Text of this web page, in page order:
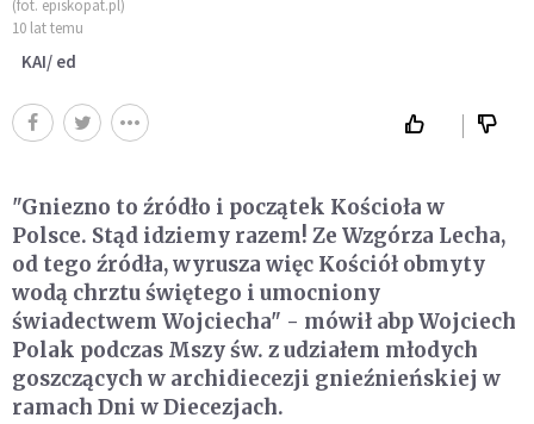
(fot. episkopat.pl)
10 lat temu
KAI/ ed
"Gniezno to źródło i początek Kościoła w
Polsce. Stąd idziemy razem! Ze Wzgórza Lecha,
od tego źródła, wyrusza więc Kościół obmyty
wodą chrztu świętego i umocniony
świadectwem Wojciecha" - mówił abp Wojciech
Polak podczas Mszy św. z udziałem młodych
goszczących w archidiecezji gnieźnieńskiej w
ramach Dni w Diecezjach.